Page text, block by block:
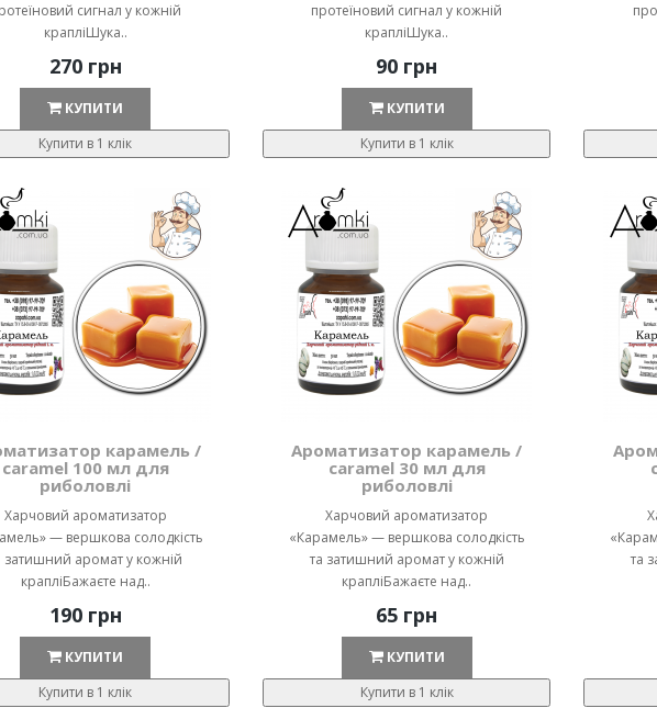
сигнал у кожній
крапліШука..
270 грн
КУПИТИ
Купити в 1 клік
протеїновий сигнал у кожній
крапліШука..
90 грн
КУПИТИ
Купити в 1 клік
карамель /
caramel 100 мл для
риболовлі
Харчовий ароматизатор
— вершкова солодкість
затишний аромат у кожній
крапліБажаєте над..
190 грн
КУПИТИ
Купити в 1 клік
Ароматизатор карамель /
caramel 30 мл для
риболовлі
Харчовий ароматизатор
«Карамель» — вершкова солодкість
та затишний аромат у кожній
крапліБажаєте над..
65 грн
КУПИТИ
Купити в 1 клік
та